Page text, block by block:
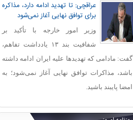
عراقچی: تا تهدید ادامه دارد، مذاکره
برای توافق نهایی آغاز نمی‌شود
وزیر امور خارجه با تأکید بر
شفافیت بند ۱۳ یادداشت تفاهم،
گفت: مادامی که تهدیدها علیه ایران ادامه داشته
باشد، مذاکرات توافق نهایی آغاز نمی‌شود؛ به
امضا پایبند باشید.